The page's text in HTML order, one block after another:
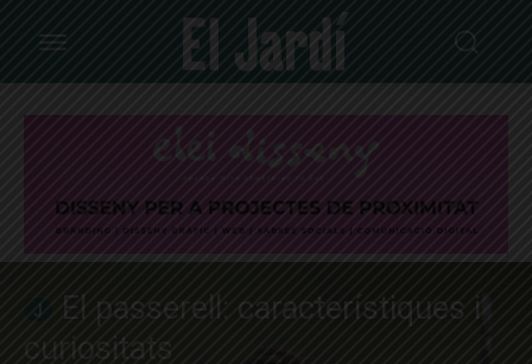
El passerell: característiques i
curiositats